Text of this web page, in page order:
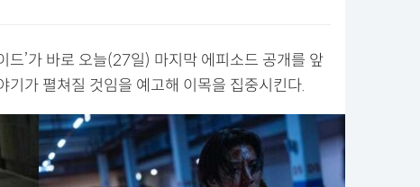
드’가 바로 오늘(27일) 마지막 에피소드 공개를 앞
가 펼쳐질 것임을 예고해 이목을 집중시킨다.